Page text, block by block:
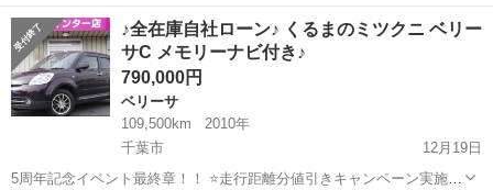
■75000ｋｍ ■1500ｃｃ ■修復歴なし ■車体情報 ・ワインレッド ・ス
マートキー ・バックカメラ ・アルミホイ...
千葉 富里市 成田空港（第１旅客ターミナル）駅
ベリーサ オークション
♪全在庫自社ローン♪ くるまのミツクニ ベリー
サC メモリーナビ付き♪
790,000円
ベリーサ
109,500km
2010年
千葉市
12月19日
5周年記念イベント最終章！！ ⭐️走行距離分値引きキャンペーン実施中